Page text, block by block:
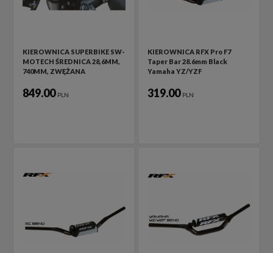
KIEROWNICA SUPERBIKE SW-
MOTECH ŚREDNICA 28,6MM,
740MM, ZWĘŻANA
849.00 PLN
KIEROWNICA RFX Pro F7
Taper Bar 28.6mm Black
Yamaha YZ/YZF
319.00 PLN